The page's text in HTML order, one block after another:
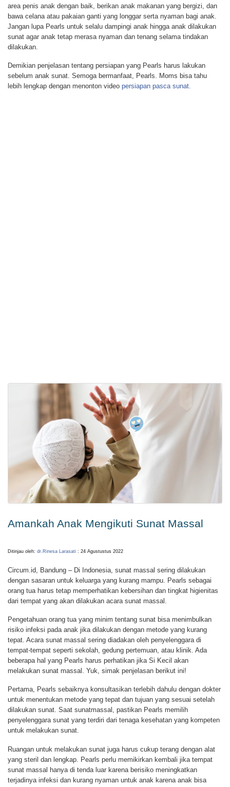
area penis anak dengan baik, berikan anak makanan yang bergizi, dan
bawa celana atau pakaian ganti yang longgar serta nyaman bagi anak.
Jangan lupa Pearls untuk selalu dampingi anak hingga anak dilakukan
sunat agar anak tetap merasa nyaman dan tenang selama tindakan
dilakukan.
Demikian penjelasan tentang persiapan yang Pearls harus lakukan
sebelum anak sunat. Semoga bermanfaat, Pearls. Moms bisa tahu
lebih lengkap dengan menonton video persiapan pasca sunat.
Amankah Anak Mengikuti Sunat Massal
Ditinjau oleh: dr.Rinesa Larasati : 24 Agustustus 2022
Circum.id, Bandung – Di Indonesia, sunat massal sering dilakukan
dengan sasaran untuk keluarga yang kurang mampu. Pearls sebagai
orang tua harus tetap memperhatikan kebersihan dan tingkat higienitas
dari tempat yang akan dilakukan acara sunat massal.
Pengetahuan orang tua yang minim tentang sunat bisa menimbulkan
risiko infeksi pada anak jika dilakukan dengan metode yang kurang
tepat. Acara sunat massal sering diadakan oleh penyelenggara di
tempat-tempat seperti sekolah, gedung pertemuan, atau klinik. Ada
beberapa hal yang Pearls harus perhatikan jika Si Kecil akan
melakukan sunat massal. Yuk, simak penjelasan berikut ini!
Pertama, Pearls sebaiknya konsultasikan terlebih dahulu dengan dokter
untuk menentukan metode yang tepat dan tujuan yang sesuai setelah
dilakukan sunat. Saat sunatmassal, pastikan Pearls memilih
penyelenggara sunat yang terdiri dari tenaga kesehatan yang kompeten
untuk melakukan sunat.
Ruangan untuk melakukan sunat juga harus cukup terang dengan alat
yang steril dan lengkap. Pearls perlu memikirkan kembali jika tempat
sunat massal hanya di tenda luar karena berisiko meningkatkan
terjadinya infeksi dan kurang nyaman untuk anak karena anak bisa